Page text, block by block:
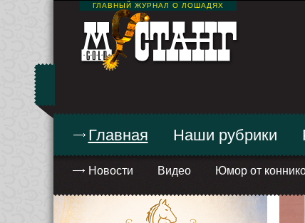
ГЛАВНЫЙ ЖУРНАЛ О ЛОШАДЯХ
Главная
Новости Видео Юмор от
Наши рубрики